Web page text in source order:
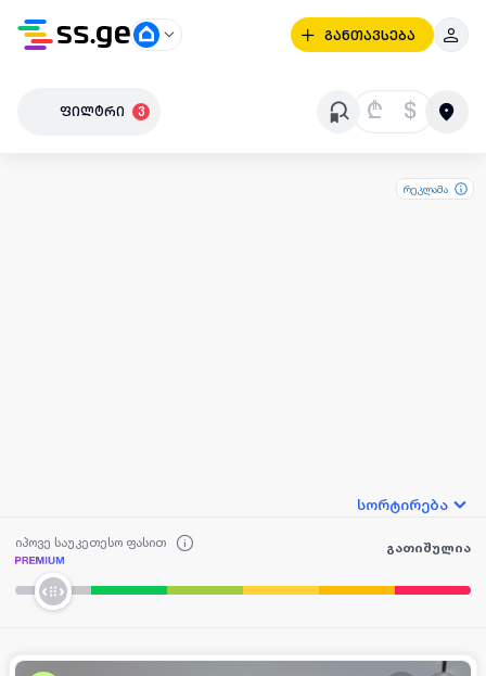
განთავსება
ფილტრი 3 ₾ $
რეკლამა
სორტირება
იპოვე საუკეთესო ფასით გათიშულია